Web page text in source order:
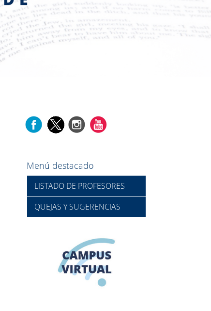
Menú destacado
LISTADO DE PROFESORES
QUEJAS Y SUGERENCIAS